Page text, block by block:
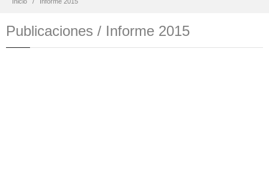
Publicaciones / Informe 2015